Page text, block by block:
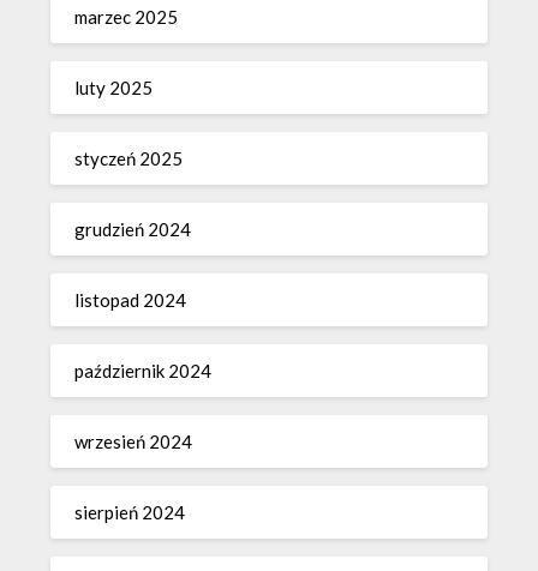
marzec 2025
luty 2025
styczeń 2025
grudzień 2024
listopad 2024
październik 2024
wrzesień 2024
sierpień 2024